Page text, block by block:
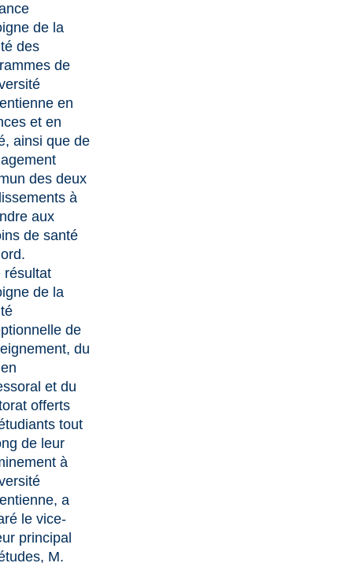
de la
des
de
en
et en
ainsi que de
des deux
à
aux
de santé
résultat
de la
de
du
et du
offerts
tout
de leur
à
a
le vice-
principal
M.